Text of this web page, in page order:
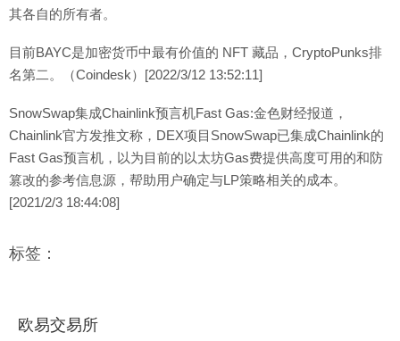
其各自的所有者。
目前BAYC是加密货币中最有价值的 NFT 藏品，CryptoPunks排
名第二。（Coindesk）[2022/3/12 13:52:11]
SnowSwap集成Chainlink预言机Fast Gas:金色财经报道，
Chainlink官方发推文称，DEX项目SnowSwap已集成Chainlink的
Fast Gas预言机，以为目前的以太坊Gas费提供高度可用的和防
篡改的参考信息源，帮助用户确定与LP策略相关的成本。
[2021/2/3 18:44:08]
标签：
欧易交易所